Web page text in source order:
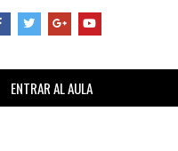
ENTRAR AL AULA